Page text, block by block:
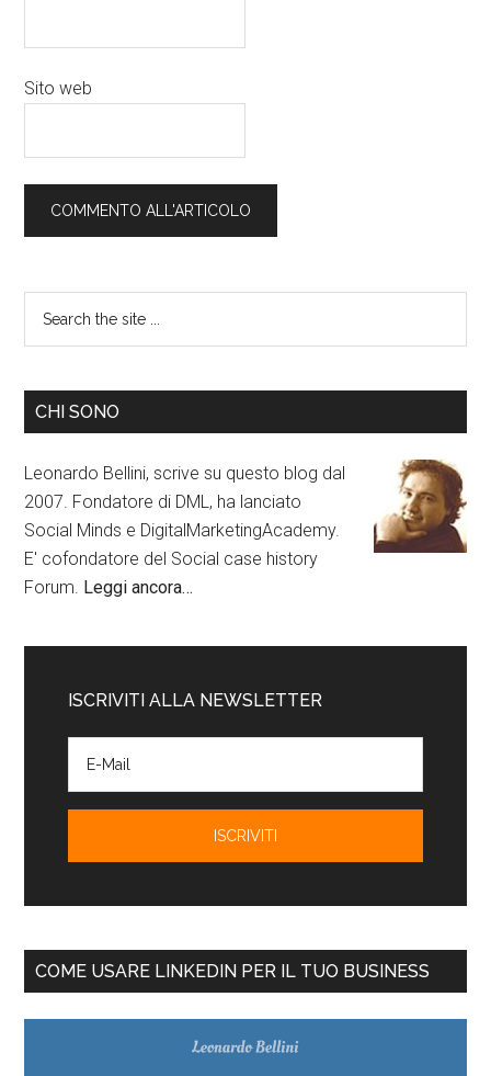
Sito web
CHI SONO
Leonardo Bellini, scrive su questo blog dal
2007. Fondatore di DML, ha lanciato
Social Minds e DigitalMarketingAcademy.
E' cofondatore del Social case history
Forum. Leggi ancora…
ISCRIVITI ALLA NEWSLETTER
COME USARE LINKEDIN PER IL TUO BUSINESS